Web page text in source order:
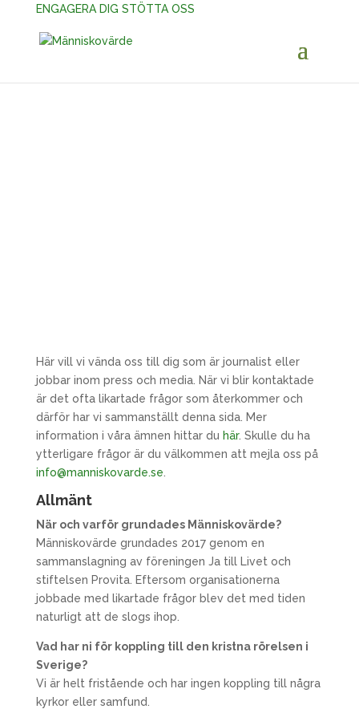
ENGAGERA DIG STÖTTA OSS
Här vill vi vända oss till dig som är journalist eller
jobbar inom press och media. När vi blir kontaktade
är det ofta likartade frågor som återkommer och
därför har vi sammanställt denna sida. Mer
information i våra ämnen hittar du här. Skulle du ha
ytterligare frågor är du välkommen att mejla oss på
info@manniskovarde.se
Allmänt
När och varför grundades Människovärde?
Människovärde grundades 2017 genom en
sammanslagning av föreningen Ja till Livet och
stiftelsen Provita. Eftersom organisationerna
jobbade med likartade frågor blev det med tiden
naturligt att de slogs ihop.
Vad har ni för koppling till den kristna rörelsen i
Sverige?
Vi är helt fristående och har ingen koppling till några
kyrkor eller samfund.